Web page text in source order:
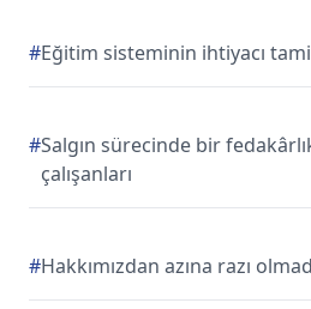
#Eğitim sisteminin ihtiyacı
#Salgın sürecinde bir
çalışanları
#Hakkımızdan azına razı